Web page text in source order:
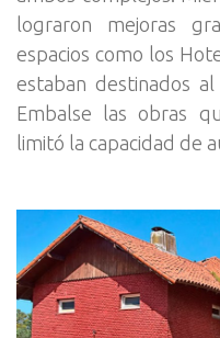
lograron mejoras
espacios como los
estaban destinados
Embalse las obras
limitó la capacidad de